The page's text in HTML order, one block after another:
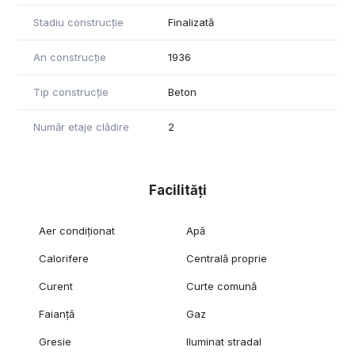
Stadiu construcție Finalizată
An construcție 1936
Tip construcție Beton
Număr etaje clădire 2
Facilități
Aer condiționat Apă
Calorifere Centrală proprie
Curent Curte comună
Faianță Gaz
Gresie Iluminat stradal